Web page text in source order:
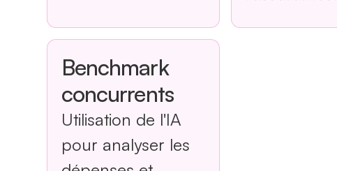
Benchmark
concurrents
Utilisation de l'IA
pour analyser les